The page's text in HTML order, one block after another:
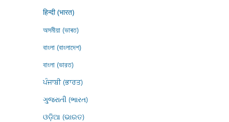
हिन्दी (भारत)
অসমীয়া (ভাৰত)
বাংলা (বাংলাদেশ)
বাংলা (ভারত)
ਪੰਜਾਬੀ (ਭਾਰਤ)
ગુજરાતી (ભારત)
ଓଡ଼ିଆ (ଭାରତ)